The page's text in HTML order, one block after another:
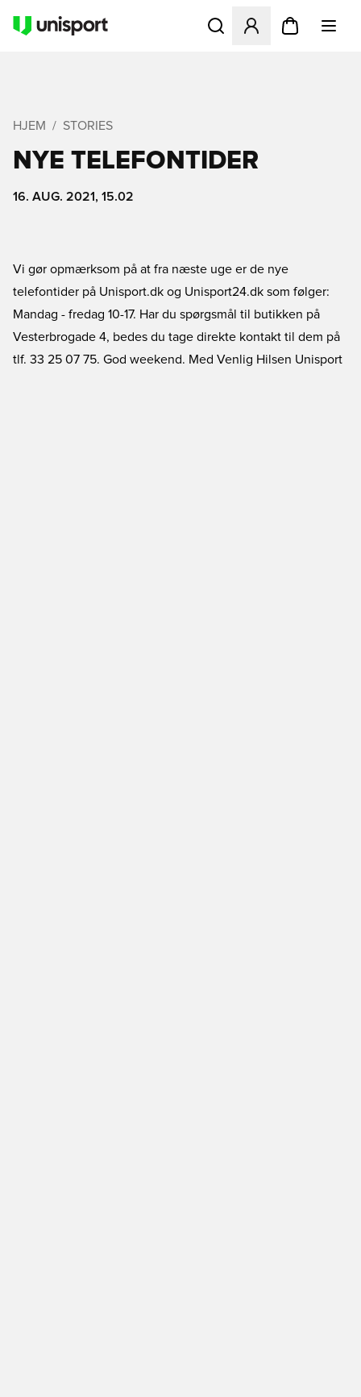
Åbner en Modal til at
HJEM STORIES
NYE TELEFONTIDER
16. AUG. 2021, 15.02
Vi gør opmærksom på at fra næste uge er de nye
telefontider på Unisport.dk og Unisport24.dk som følger:
Mandag - fredag 10-17. Har du spørgsmål til butikken på
Vesterbrogade 4, bedes du tage direkte kontakt til dem på
tlf. 33 25 07 75. God weekend. Med Venlig Hilsen Unisport